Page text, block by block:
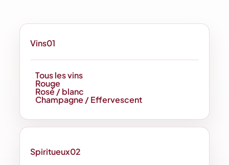
Vins01
Tous les vins
Rouge
Rosé / blanc
Champagne / Effervescent
Spiritueux02